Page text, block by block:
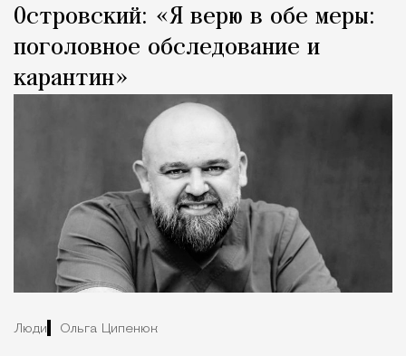
Островский: «Я верю в обе меры:
поголовное обследование и
карантин»
Люди Ольга Ципенюк